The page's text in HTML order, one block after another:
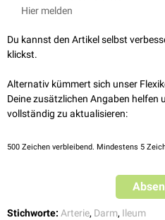
anastomosieren
Sie verzweigen sich weiter in
dichtesten parallel zum Darm
dieDarmwandversorgen.
Hier melden
Du kannst den Artikel selbst
klickst.
Alternativ kümmert sich unser
Deine zusätzlichen Angaben helfen
vollständig zu aktualisieren:
500 Zeichen verbleibend. Mindestens 5
Stichworte: Arterie, Darm, Ileum